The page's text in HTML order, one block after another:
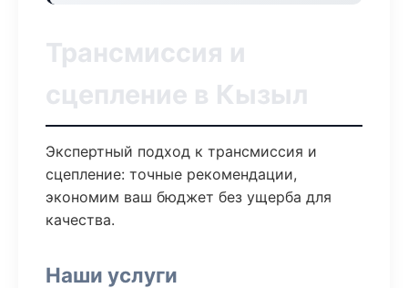
Трансмиссия и
сцепление в Кызыл
Экспертный подход к трансмиссия и
сцепление: точные рекомендации,
экономим ваш бюджет без ущерба для
качества.
Наши услуги